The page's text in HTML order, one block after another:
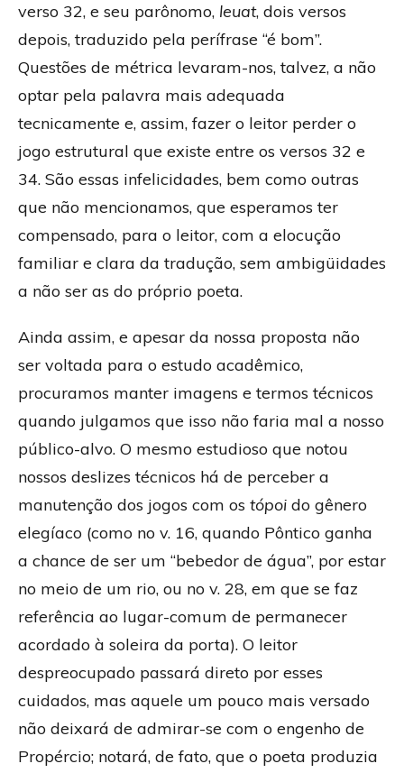
verso 32, e seu parônomo, leuat, dois versos
depois, traduzido pela perífrase “é bom”.
Questões de métrica levaram-nos, talvez, a não
optar pela palavra mais adequada
tecnicamente e, assim, fazer o leitor perder o
jogo estrutural que existe entre os versos 32 e
34. São essas infelicidades, bem como outras
que não mencionamos, que esperamos ter
compensado, para o leitor, com a elocução
familiar e clara da tradução, sem ambigüidades
a não ser as do próprio poeta.
Ainda assim, e apesar da nossa proposta não
ser voltada para o estudo acadêmico,
procuramos manter imagens e termos técnicos
quando julgamos que isso não faria mal a nosso
público-alvo. O mesmo estudioso que notou
nossos deslizes técnicos há de perceber a
manutenção dos jogos com os tópoi do gênero
elegíaco (como no v. 16, quando Pôntico ganha
a chance de ser um “bebedor de água”, por estar
no meio de um rio, ou no v. 28, em que se faz
referência ao lugar-comum de permanecer
acordado à soleira da porta). O leitor
despreocupado passará direto por esses
cuidados, mas aquele um pouco mais versado
não deixará de admirar-se com o engenho de
Propércio; notará, de fato, que o poeta produzia